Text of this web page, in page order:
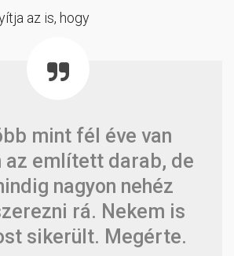
az is, hogy
mint fél éve van
az említett darab, de
nagyon nehéz
rá. Nekem is
sikerült. Megérte.